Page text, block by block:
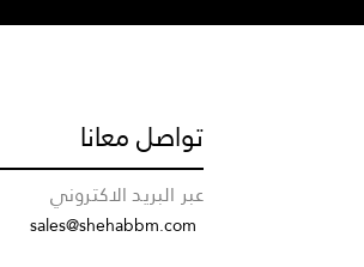
تواصل معانا
عبر البريد الاكتروني
sales@shehabbm.com